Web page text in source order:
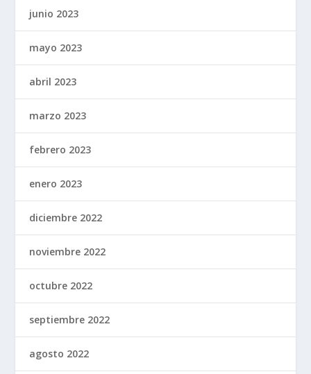
junio 2023
mayo 2023
abril 2023
marzo 2023
febrero 2023
enero 2023
diciembre 2022
noviembre 2022
octubre 2022
septiembre 2022
agosto 2022